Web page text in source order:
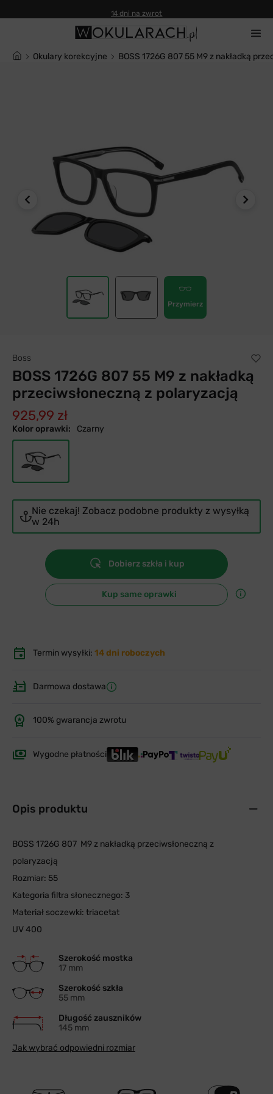
14 dni na zwrot
Okulary korekcyjne BOSS 1726G 807 55 M9 z nakładką
Przymierz
Boss
BOSS 1726G 807 55 M9 z nakładką
przeciwsłoneczną z polaryzacją
925,99 zł
Kolor oprawki: Czarny
Nie czekaj! Zobacz podobne produkty z wysyłką
w 24h
Dobierz szkła i kup
Kup same oprawki
Termin wysyłki: 14 dni roboczych
Darmowa dostawa
100% gwarancja zwrotu
Wygodne płatności
Opis produktu
BOSS 1726G 807 M9 z nakładką przeciwsłoneczną z
polaryzacją
Rozmiar: 55
Kategoria filtra słonecznego: 3
Materiał soczewki: triacetat
UV 400
Szerokość mostka
17 mm
Szerokość szkła
55 mm
Długość zauszników
145 mm
Jak wybrać odpowiedni rozmiar